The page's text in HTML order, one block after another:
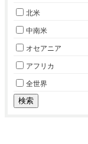
北米
中南米
オセアニア
アフリカ
全世界